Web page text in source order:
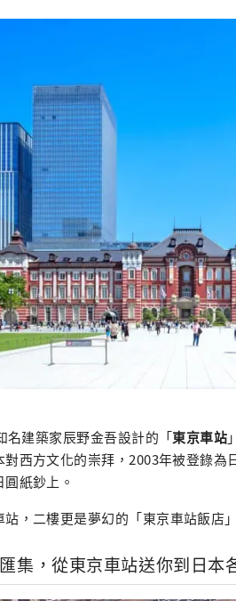
名建築家辰野金吾設計的「東京車站
對西方文化的崇拜，2003年被登錄為
紙鈔上。
站，二樓更是夢幻的「東京車站飯店
集，從東京車站送你到日本